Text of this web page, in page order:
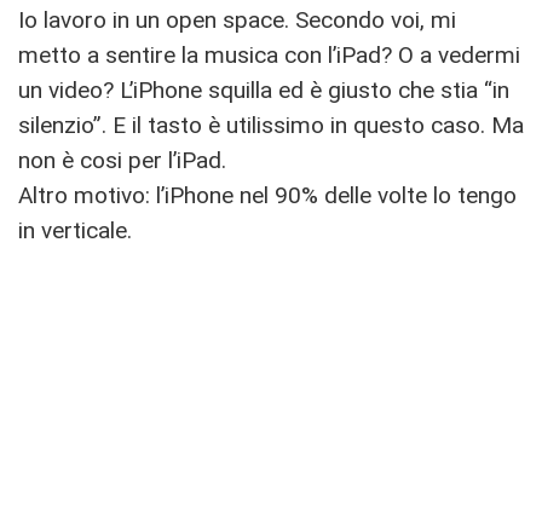
Io lavoro in un open space. Secondo voi, mi
metto a sentire la musica con l’iPad? O a vedermi
un video? L’iPhone squilla ed è giusto che stia “in
silenzio”. E il tasto è utilissimo in questo caso. Ma
non è cosi per l’iPad.
Altro motivo: l’iPhone nel 90% delle volte lo tengo
in verticale.